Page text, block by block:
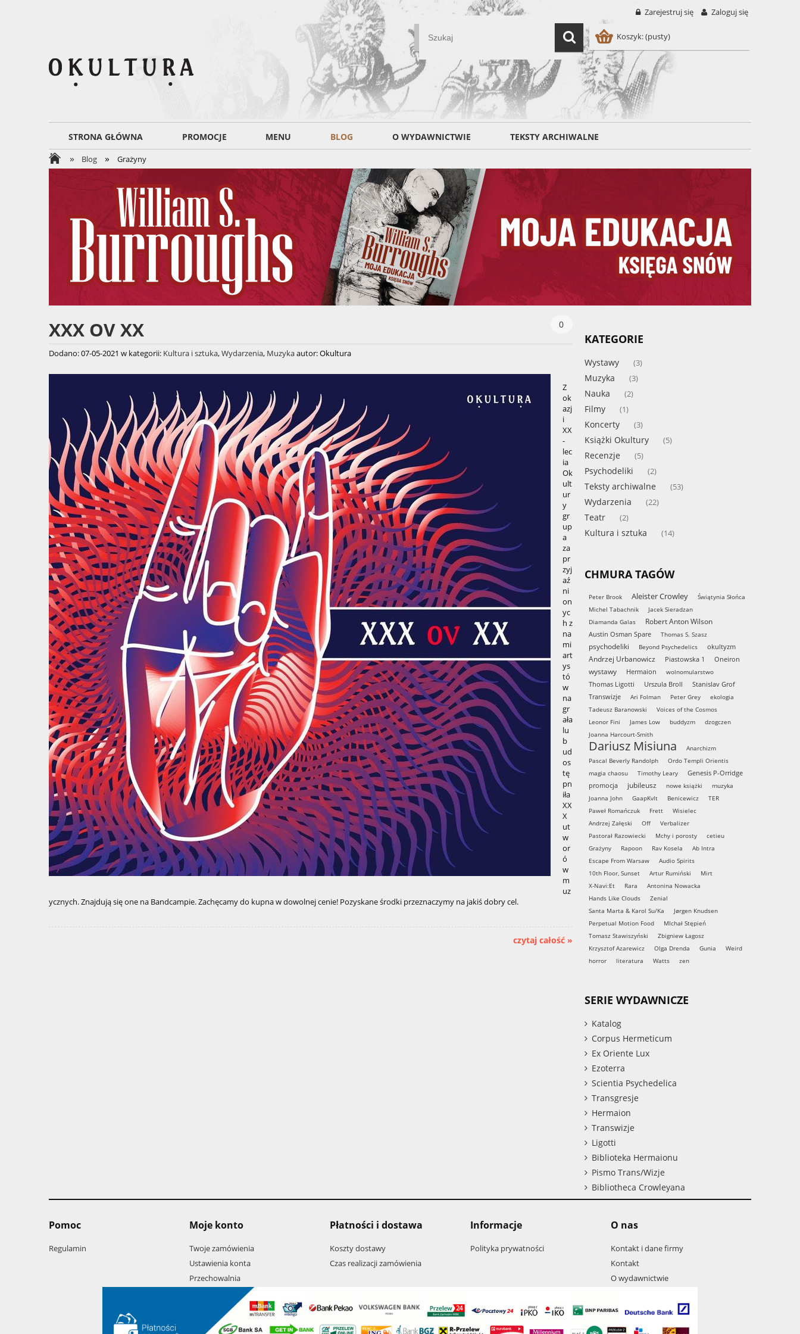
Zarejestruj się Zaloguj się
Koszyk:(pusty)
STRONA GŁÓWNA PROMOCJE MENU BLOG O WYDAWNICTWIE TEKSTY ARCHIWALNE
» Blog » Grażyny
XXX OV XX 0
Dodano:07-05-2021 w kategorii: Kultura i sztuka,Wydarzenia, Muzykaautor:Okultura
Z
ok
azj
i
XX
-
lec
ia
Ok
ult
ur
y
gr
up
a
za
pr
zyj
aź
ni
on
yc
h z
na
mi
art
ys
tó
w
na
gr
ała
lu
b
ud
os
tę
pn
iła
XX
X
ut
w
or
ó
w
m
uz
ycznych. Znajdują się one na Bandcampie. Zachęcamy do kupna w dowolnej cenie! Pozyskane środki przeznaczymy na jakiś dobry cel.
czytaj całość »
KATEGORIE
Wystawy (3)
Muzyka (3)
Nauka (2)
Filmy (1)
Koncerty (3)
Książki Okultury (5)
Recenzje (5)
Psychodeliki (2)
Teksty archiwalne (53)
Wydarzenia (22)
Teatr (2)
Kultura i sztuka (14)
CHMURA TAGÓW
Peter Brook Aleister Crowley
Świątynia Słońca
Michel Tabachnik
Jacek Sieradzan
Diamanda Galas
Robert Anton Wilson
Austin Osman Spare Thomas S. Szasz
psychodeliki Beyond Psychedelics okultyzm
Andrzej Urbanowicz Piastowska 1 Oneiron
wystawy Hermaion wolnomularstwo
Thomas Ligotti Urszula Broll
Stanislav Grof
Transwizje
Ari Folman Peter Grey
ekologia
Tadeusz Baranowski
Voices of the Cosmos
Leonor Fini
James Low buddyzm
dzogczen
Joanna Harcourt-Smith
Dariusz Misiuna
Anarchizm
Pascal Beverly Randolph
Ordo Templi Orientis
magia chaosu
Timothy Leary
Genesis P-Orridge
promocja
jubileusz nowe książki
muzyka
Joanna John
GaapKvlt Benicewicz
TER
Paweł Romańczuk
Frett
Wisielec
Andrzej Załęski
Off
Verbalizer
Pastorał Razowiecki
Mchy i porosty
cetieu
Grażyny
Rapoon Rav Kosela
Ab Intra
Escape From Warsaw
Audio Spirits
10th Floor, Sunset
Artur Rumiński
Mirt
X-Navi:Et
Rara
Antonina Nowacka
Hands Like Clouds
Zenial
Santa Marta & Karol Su/Ka
Jørgen Knudsen
Perpetual Motion Food
MIchał Stępień
Tomasz Stawiszyński
Zbigniew Łagosz
Krzysztof Azarewicz
Olga Drenda Gunia
Weird
horror
literatura Watts zen
SERIE WYDAWNICZE
Katalog
Corpus Hermeticum
Ex Oriente Lux
Ezoterra
Scientia Psychedelica
Transgresje
Hermaion
Transwizje
Ligotti
Biblioteka Hermaionu
Pismo Trans/Wizje
Bibliotheca Crowleyana
Pomoc
Regulamin
Moje konto
Twoje zamówienia
Ustawienia konta
Przechowalnia
Płatności i dostawa
Koszty dostawy
Czas realizacji zamówienia
Informacje
Polityka prywatności
O nas
Kontakt i dane firmy
Kontakt
O wydawnictwie